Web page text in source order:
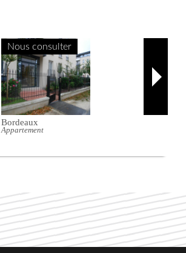
Nous consulter
Bordeaux
Appartement